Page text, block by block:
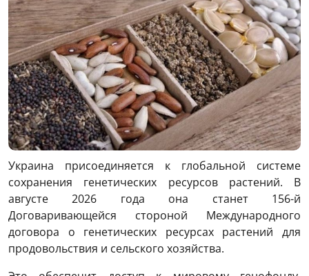
Украина присоединяется к глобальной системе
сохранения генетических ресурсов растений. В
августе 2026 года она станет 156-й
Договаривающейся стороной Международного
договора о генетических ресурсах растений для
продовольствия и сельского хозяйства.